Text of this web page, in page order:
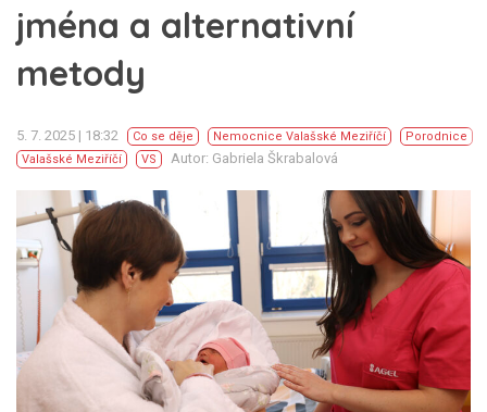
jména a alternativní
metody
5. 7. 2025 | 18:32 Co se děje Nemocnice Valašské Meziříčí
Porodnice
Valašské Meziříčí
VS Autor: Gabriela Škrabalová